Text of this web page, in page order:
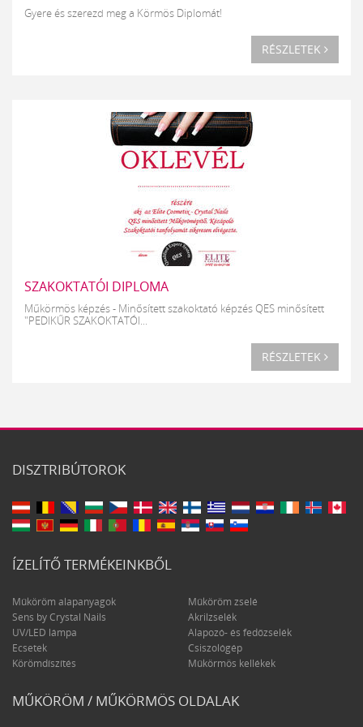
Gyere és szerezd meg a Körmös Diplomát!
RÉSZLETEK
SZAKOKTATÓI DIPLOMA
Műkörmös képzés - Minősített szakoktató képzés QES minősített
"PEDIKŰR SZAKOKTATÓI...
RÉSZLETEK
DISZTRIBÚTOROK
ÍZELÍTŐ TERMÉKEINKBŐL
Műköröm alapanyagok
Műköröm zselé
Sens by Crystal Nails
Akrilzselék
UV/LED lámpa
Alapozó- és fedőzselék
Ecsetek
Csiszológép
Körömdíszítés
Műkörmös kellékek
MŰKÖRÖM / MŰKÖRMÖS OLDALAK